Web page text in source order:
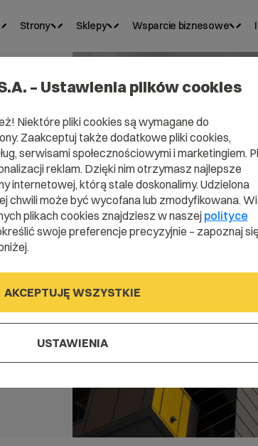
Strony Sklepy Wsparcie biznesowe
– Ustawienia plików cookies
Niektóre pliki cookies są wymagane do
Zaakceptuj także dodatkowe pliki cookies,
serwisami społecznościowymi i marketingiem.
reklam. Dzięki nim otrzymasz najlepsze
internetowej, którą stale doskonalimy. Udzielona
chwili może być wycofana lub zmodyfikowana.
plikach cookies znajdziesz w naszej polityce
swoje preferencje precyzyjnie – zapoznaj
AKCEPTUJĘ WSZYSTKIE
USTAWIENIA